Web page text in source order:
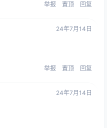
举报 置顶 回复
24年7月14日
举报 置顶 回复
24年7月14日